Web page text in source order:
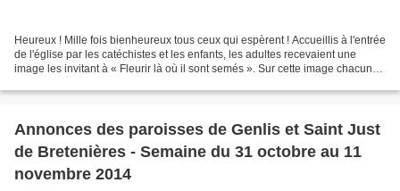
Heureux ! Mille fois bienheureux tous ceux qui espèrent ! Accueillis à l'entrée
de l'église par les catéchistes et les enfants, les adultes recevaient une
image les invitant à « Fleurir là où il sont semés ». Sur cette image chacun
Annonces des paroisses de Genlis et Saint Just
de Bretenières - Semaine du 31 octobre au 11
novembre 2014